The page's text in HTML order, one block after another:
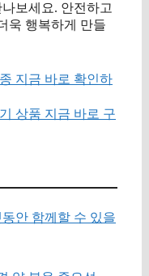
보세요. 안전하고
욱 행복하게 만들
지금 바로 확인하
상품 지금 바로 구
안 함께할 수 있을